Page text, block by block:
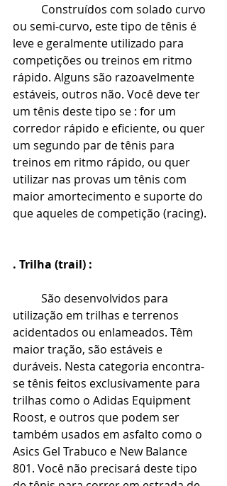
Construídos com solado curvo
ou semi-curvo, este tipo de tênis é
leve e geralmente utilizado para
competições ou treinos em ritmo
rápido. Alguns são razoavelmente
estáveis, outros não. Você deve ter
um tênis deste tipo se : for um
corredor rápido e eficiente, ou quer
um segundo par de tênis para
treinos em ritmo rápido, ou quer
utilizar nas provas um tênis com
maior amortecimento e suporte do
que aqueles de competição (racing).
. Trilha (trail) :
São desenvolvidos para
utilização em trilhas e terrenos
acidentados ou enlameados. Têm
maior tração, são estáveis e
duráveis. Nesta categoria encontra-
se tênis feitos exclusivamente para
trilhas como o Adidas Equipment
Roost, e outros que podem ser
também usados em asfalto como o
Asics Gel Trabuco e New Balance
801. Você não precisará deste tipo